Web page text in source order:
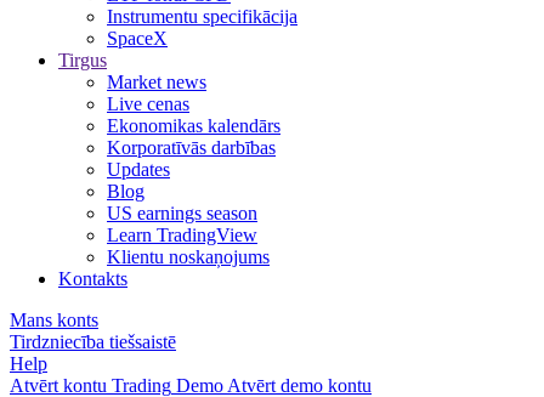
Instrumentu specifikācija
SpaceX
Tirgus
Market news
Live cenas
Ekonomikas kalendārs
Korporatīvās darbības
Updates
Blog
US earnings season
Learn TradingView
Klientu noskaņojums
Kontakts
Mans konts
Tirdzniecība tiešsaistē
Help
Atvērt kontu Trading Demo Atvērt demo kontu